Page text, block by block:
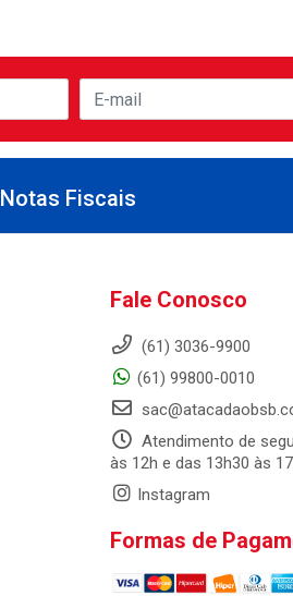
Notas Fiscais
Fale Conosco
(61) 3036-9900
(61) 99800-0010
Atendimento de
às 12h e das 13h30 às
Instagram
Formas de